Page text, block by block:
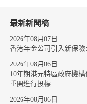
最新新聞稿
2026年08月07日
香港年金公司引入新保
2026年08月06日
10年期港元特區政府機
重開進行投標
2026年08月06日